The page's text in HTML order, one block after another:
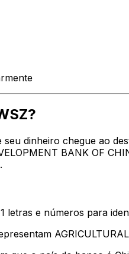
dinheiro chegue ao
BANK OF
letras e números para